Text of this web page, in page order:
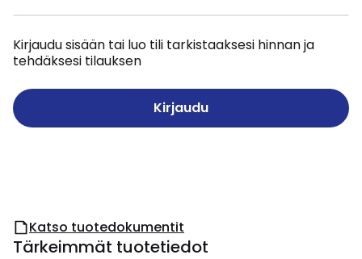
Kirjaudu sisään tai luo tili tarkistaaksesi hinnan ja
tehdäksesi tilauksen
Kirjaudu
Katso tuotedokumentit
Tärkeimmät tuotetiedot